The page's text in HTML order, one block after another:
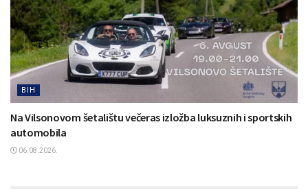
BIH
Na Vilsonovom šetalištu večeras izložba luksuznih i sportskih
automobila
06.08.2026.